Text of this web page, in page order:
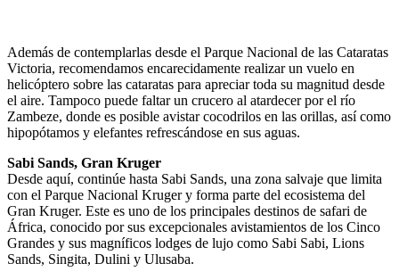
Además de contemplarlas desde el Parque Nacional de las Cataratas
Victoria, recomendamos encarecidamente realizar un vuelo en
helicóptero sobre las cataratas para apreciar toda su magnitud desde
el aire. Tampoco puede faltar un crucero al atardecer por el río
Zambeze, donde es posible avistar cocodrilos en las orillas, así como
hipopótamos y elefantes refrescándose en sus aguas.
Sabi Sands, Gran Kruger
Desde aquí, continúe hasta Sabi Sands, una zona salvaje que limita
con el Parque Nacional Kruger y forma parte del ecosistema del
Gran Kruger. Este es uno de los principales destinos de safari de
África, conocido por sus excepcionales avistamientos de los Cinco
Grandes y sus magníficos lodges de lujo como Sabi Sabi, Lions
Sands, Singita, Dulini y Ulusaba.